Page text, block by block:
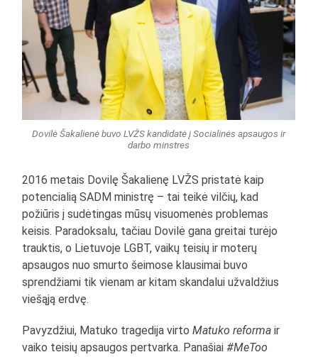
Dovilė Šakalienė buvo LVŽS kandidatė į Socialinės apsaugos ir
darbo minstres
2016 metais Dovilę Šakalienę LVŽS pristatė kaip
potencialią SADM ministrę – tai teikė vilčių, kad
požiūris į sudėtingas mūsų visuomenės problemas
keisis. Paradoksalu, tačiau Dovilė gana greitai turėjo
trauktis, o Lietuvoje LGBT, vaikų teisių ir moterų
apsaugos nuo smurto šeimose klausimai buvo
sprendžiami tik vienam ar kitam skandalui užvaldžius
viešąją erdvę.
Pavyzdžiui, Matuko tragedija virtoMatuko reformair
vaiko teisių apsaugos pertvarka. Panašiai#MeToo